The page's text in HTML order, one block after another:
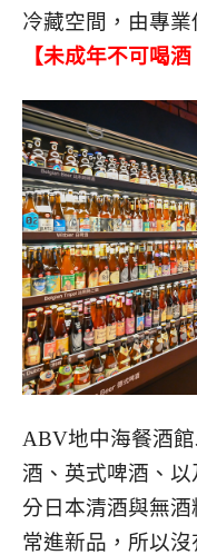
冷藏空間，由專
【未成年不可喝
ABV地中海餐酒
酒、英式啤酒、
分日本清酒與無
常進新品，所以